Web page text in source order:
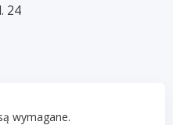
24
wymagane.